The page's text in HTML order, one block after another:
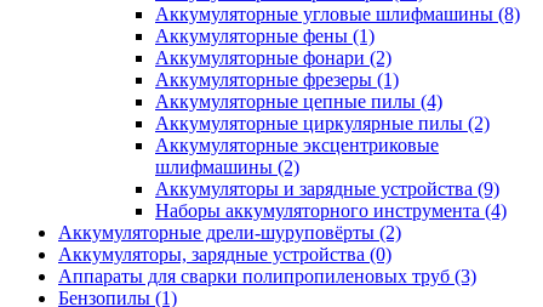
Аккумуляторные угловые шлифмашины (8)
Аккумуляторные фены (1)
Аккумуляторные фонари (2)
Аккумуляторные фрезеры (1)
Аккумуляторные цепные пилы (4)
Аккумуляторные циркулярные пилы (2)
Аккумуляторные эксцентриковые
шлифмашины (2)
Аккумуляторы и зарядные устройства (9)
Наборы аккумуляторного инструмента (4)
Аккумуляторные дрели-шуруповёрты (2)
Аккумуляторы, зарядные устройства (0)
Аппараты для сварки полипропиленовых труб (3)
Бензопилы (1)